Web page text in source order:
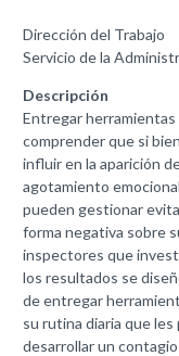
Dirección del Trabajo
Servicio de la
Descripción
Entregar
comprender que si
influir en la aparición
agotamiento
pueden gestionar
forma negativa sobre
inspectores que
los resultados se
de entregar
su rutina diaria que
desarrollar un